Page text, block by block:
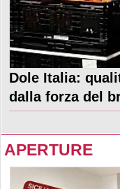
Dole Italia:
dalla forza del
APERTURE